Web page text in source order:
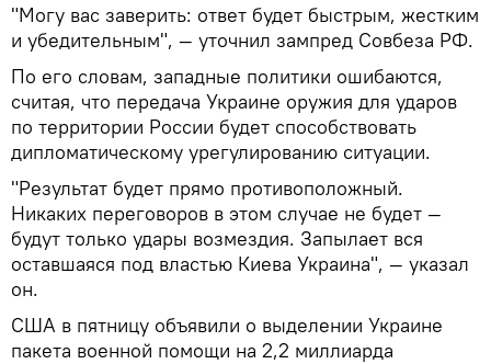
"Могу вас заверить: ответ будет быстрым, жестким
и убедительным", — уточнил зампред Совбеза РФ.
По его словам, западные политики ошибаются,
считая, что передача Украине оружия для ударов
по территории России будет способствовать
дипломатическому урегулированию ситуации.
"Результат будет прямо противоположный.
Никаких переговоров в этом случае не будет —
будут только удары возмездия. Запылает вся
оставшаяся под властью Киева Украина", — указал
он.
США в пятницу объявили о выделении Украине
пакета военной помощи на 2,2 миллиарда